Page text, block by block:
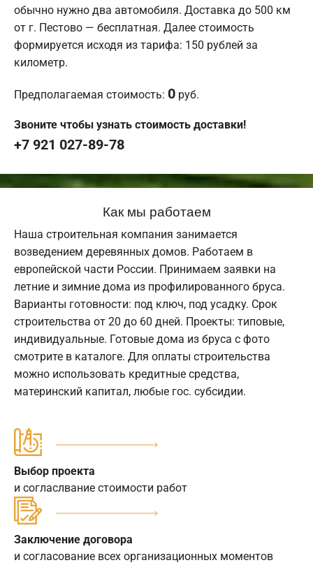
обычно нужно два автомобиля. Доставка до 500 км
от г. Пестово — бесплатная. Далее стоимость
формируется исходя из тарифа: 150 рублей за
километр.
Предполагаемая стоимость: 0 руб.
Звоните чтобы узнать стоимость доставки!
+7 921 027-89-78
Как мы работаем
Наша строительная компания занимается
возведением деревянных домов. Работаем в
европейской части России. Принимаем заявки на
летние и зимние дома из профилированного бруса.
Варианты готовности: под ключ, под усадку. Срок
строительства от 20 до 60 дней. Проекты: типовые,
индивидуальные. Готовые дома из бруса с фото
смотрите в каталоге. Для оплаты строительства
можно использовать кредитные средства,
материнский капитал, любые гос. субсидии.
Выбор проекта
и согласлвание стоимости работ
Заключение договора
и согласование всех организационных моментов